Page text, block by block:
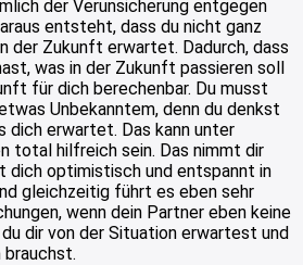
der Verunsicherung entgegen
entsteht, dass du nicht ganz
der Zukunft erwartet. Dadurch, dass
was in der Zukunft passieren soll
für dich berechenbar. Du musst
Unbekanntem, denn du denkst
dich erwartet. Das kann unter
total hilfreich sein. Das nimmt dir
dich optimistisch und entspannt in
gleichzeitig führt es eben sehr
wenn dein Partner eben keine
dir von der Situation erwartest und
brauchst.